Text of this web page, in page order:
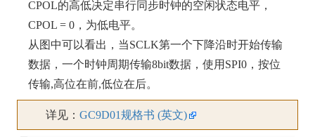
CPOL的高低决定串行同步时钟的空闲状态电平，
CPOL = 0，为低电平。
从图中可以看出，当SCLK第一个下降沿时开始传输
数据，一个时钟周期传输8bit数据，使用SPI0，按位
传输,高位在前,低位在后。
详见： GC9D01规格书 (英文)